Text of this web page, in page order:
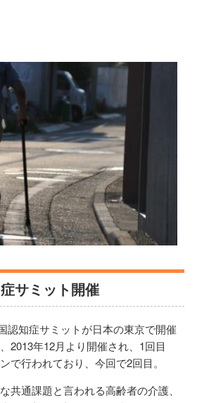
サミット開催
認知症サミットが日本の東京で開催
2013年12月より開催され、1回目
で行われており、今回で2回目。
共通課題と言われる高齢者の介護、